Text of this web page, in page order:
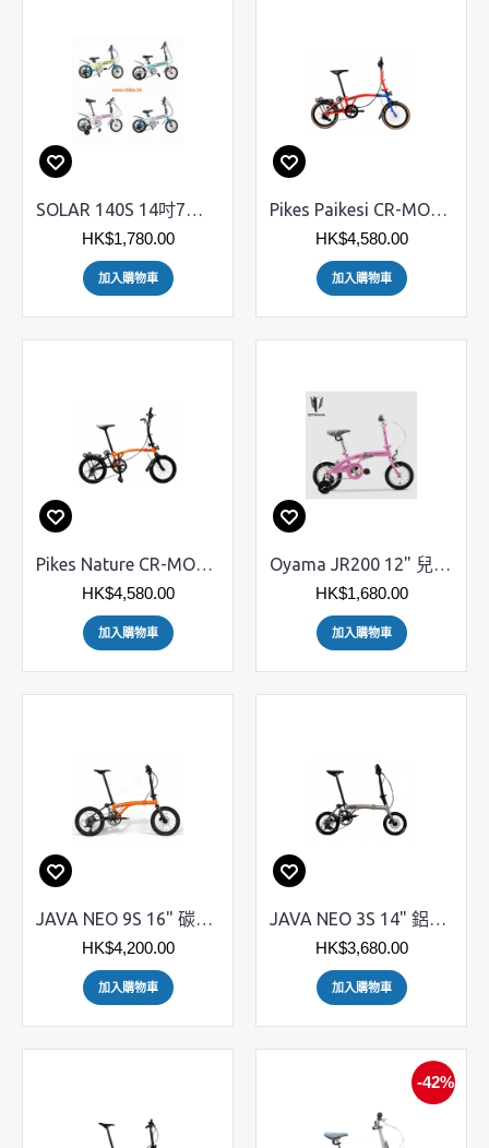
SOLAR 140S 14吋7速鋁合金摺疊車
HK$1,780.00
加入購物車
Pikes Paikesi CR-MO三摺車 - 16" 349 3X3速
HK$4,580.00
加入購物車
Pikes Nature CR-MO三摺車 - 16" 349 外9速
HK$4,580.00
加入購物車
Oyama JR200 12" 兒童摺疊單車 110-140cm
HK$1,680.00
加入購物車
JAVA NEO 9S 16" 碳纖維前叉
HK$4,200.00
加入購物車
JAVA NEO 3S 14" 鋁合金
HK$3,680.00
加入購物車
-42%